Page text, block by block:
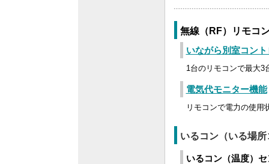
無線（RF）リモコ
いながら別室コン
1台のリモコンで最大3
電気代モニター機能
リモコンで電力の使用
いるコン（いる場
いるコン（温度）